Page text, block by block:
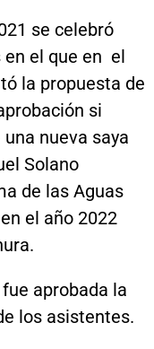
se celebró
en el que en el
la propuesta de
si
nueva saya
Solano
de las Aguas
el año 2022
aprobada la
los asistentes.